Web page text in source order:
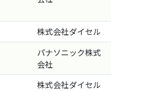
株式会社ダイセル
パナソニック株式
会社
株式会社ダイセル